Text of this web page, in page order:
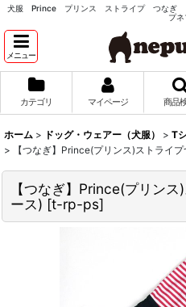
犬服 Prince プリンス ストライプ つなぎ
プネ
メニュー
カテゴリ マイページ 商品
ホーム > ドッグ・ウェアー（犬服） > T
>
【つなぎ】Prince(プリンス)ストライ
【つなぎ】Prince(プリン
ース) [t-rp-ps]